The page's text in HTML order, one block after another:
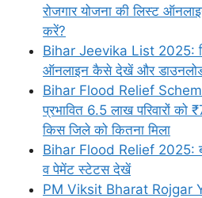
रोजगार योजना की लिस्ट
करें?
Bihar Jeevika List 2025:
ऑनलाइन कैसे देखें और
Bihar Flood Relief
प्रभावित 6.5 लाख परिवारों को
किस जिले को कितना मिला
Bihar Flood Relief 2025:
व पेमेंट स्टेटस देखें
PM Viksit Bharat Rojgar